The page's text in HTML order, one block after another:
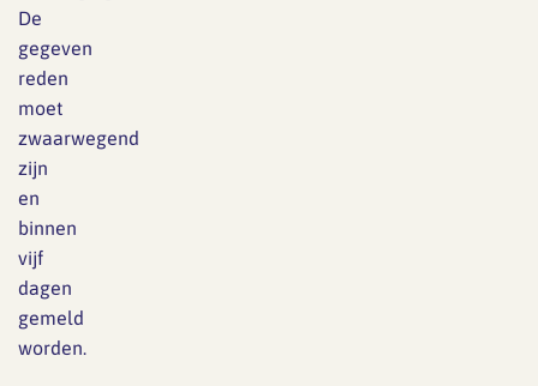
De
gegeven
reden
moet
zwaarwegend
zijn
en
binnen
vijf
dagen
gemeld
worden.